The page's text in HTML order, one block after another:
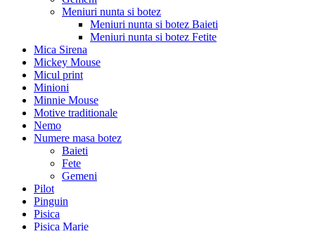
Meniuri nunta si botez
Meniuri nunta si botez Baieti
Meniuri nunta si botez Fetite
Mica Sirena
Mickey Mouse
Micul print
Minioni
Minnie Mouse
Motive traditionale
Nemo
Numere masa botez
Baieti
Fete
Gemeni
Pilot
Pinguin
Pisica
Pisica Marie